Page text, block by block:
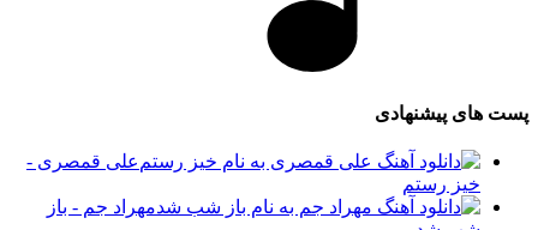
پست های پیشنهادی
علی قمصری -
خیز رستم
مهراد جم - باز